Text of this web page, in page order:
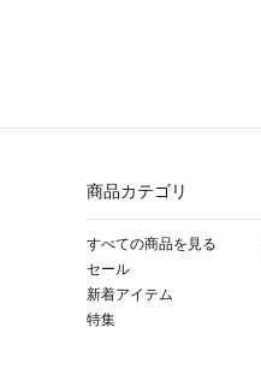
商品カテゴリ
すべての商品を見る
セール
新着アイテム
特集